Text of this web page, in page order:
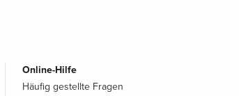
Online-Hilfe
Häufig gestellte Fragen